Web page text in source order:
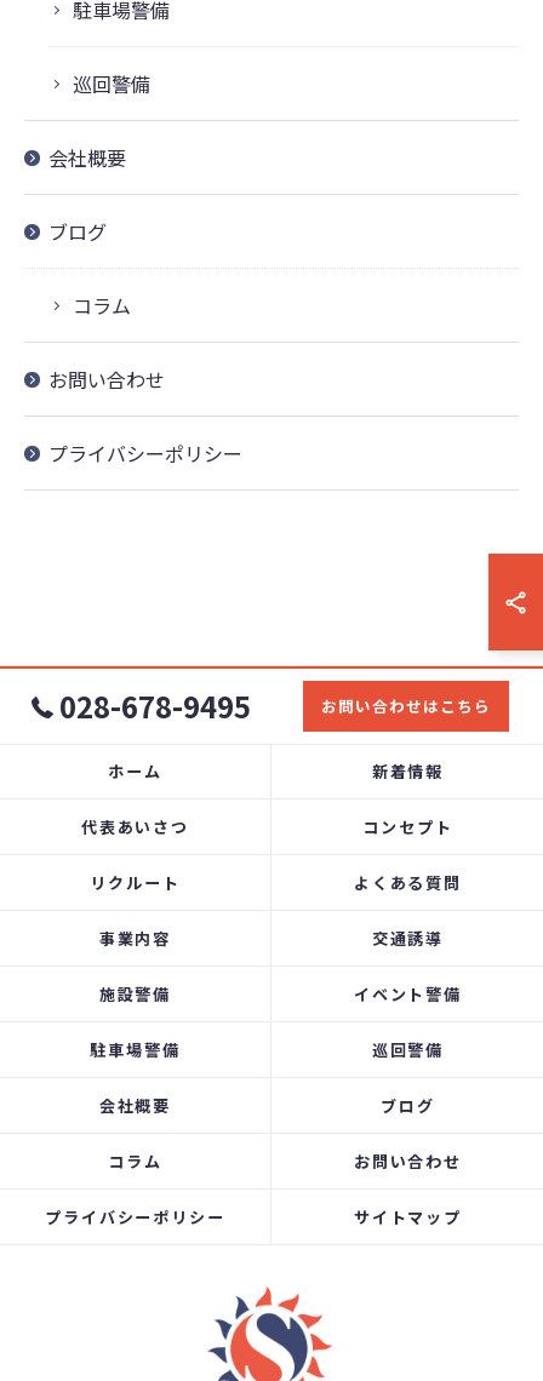
駐車場警備
巡回警備
会社概要
ブログ
コラム
お問い合わせ
プライバシーポリシー
028-678-9495 お問い合わせはこちら
ホーム 新着情報
代表あいさつ コンセプト
リクルート よくある質問
事業内容 交通誘導
施設警備 イベント警備
駐車場警備 巡回警備
会社概要 ブログ
コラム お問い合わせ
プライバシーポリシー サイトマップ